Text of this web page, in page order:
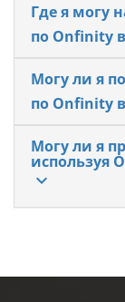
Где я могу
по Onfinity
Могу ли я
по Onfinity
Могу ли я
используя
keyboard_arrow_down